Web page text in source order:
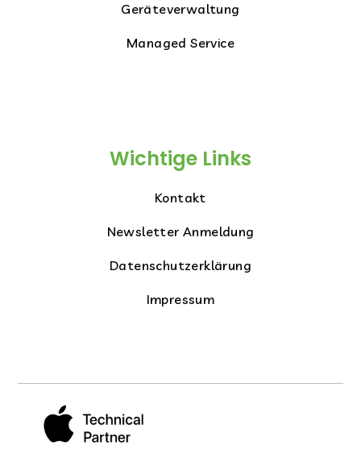
Geräteverwaltung
Managed Service
Wichtige Links
Kontakt
Newsletter Anmeldung
Datenschutzerklärung
Impressum